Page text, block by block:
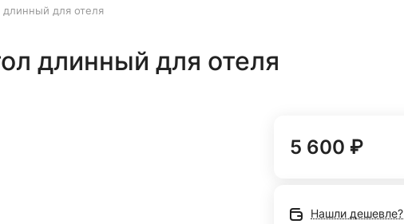
длинный для отеля
длинный для отеля
5 600 ₽
Нашли дешевле?